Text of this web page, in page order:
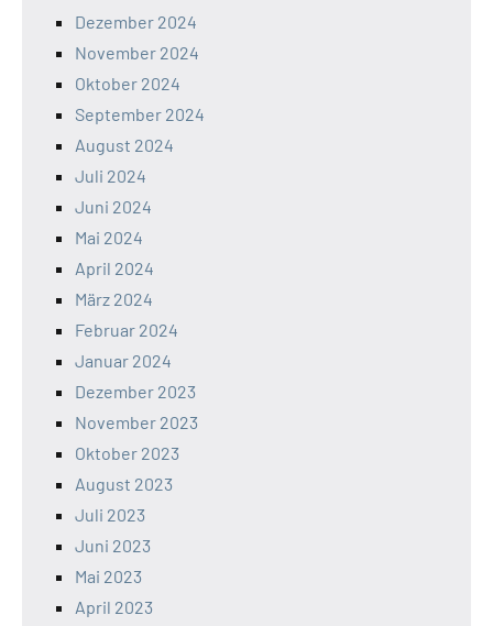
Dezember 2024
November 2024
Oktober 2024
September 2024
August 2024
Juli 2024
Juni 2024
Mai 2024
April 2024
März 2024
Februar 2024
Januar 2024
Dezember 2023
November 2023
Oktober 2023
August 2023
Juli 2023
Juni 2023
Mai 2023
April 2023